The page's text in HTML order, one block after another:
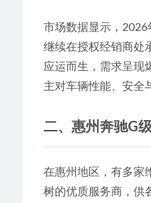
市场数据显示，2026
继续在授权经销商处
应运而生，需求呈现
主对车辆性能、安全
二、惠州奔驰G
在惠州地区，有多家
树的优质服务商，供